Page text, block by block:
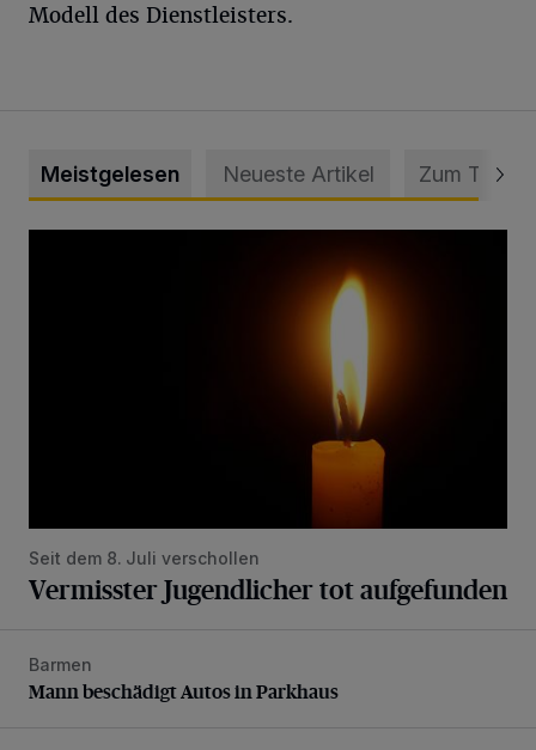
Modell des Dienstleisters.
Meistgelesen Neueste Artikel Zum Thema
Seit dem 8. Juli verschollen
Vermisster Jugendlicher tot aufgefunden
Mann beschädigt Autos in Parkhaus
Barmen
Mann beschädigt Autos in Parkhaus